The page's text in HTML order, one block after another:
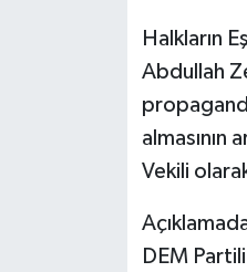
Halkların
Abdullah
almasının
Vekili
DEM